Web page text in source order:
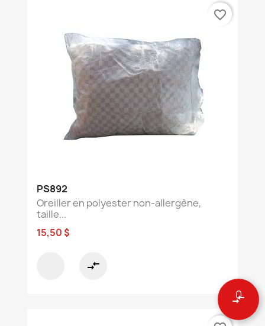
0
compare_arrows
PS892
Oreiller en polyester non-allergène,
taille...
15,50 $
compare_arrows
favorite_border